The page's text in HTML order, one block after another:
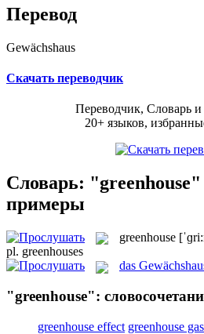
Перевод
Gewächshaus
Скачать переводчик
Переводчик, Словарь и
20+ языков,
Словарь:
примеры
greenhouse
pl. greenhouses
das
"greenhouse":
greenhouse effect greenhouse gas